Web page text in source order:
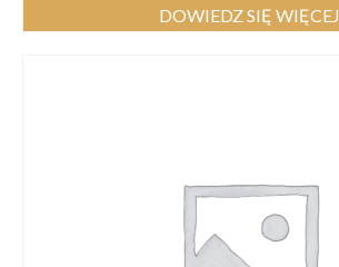
DOWIEDZ SIĘ WIĘCEJ